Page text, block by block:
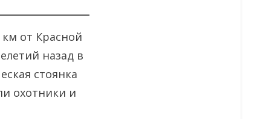
от Красной
назад в
стоянка
охотники и